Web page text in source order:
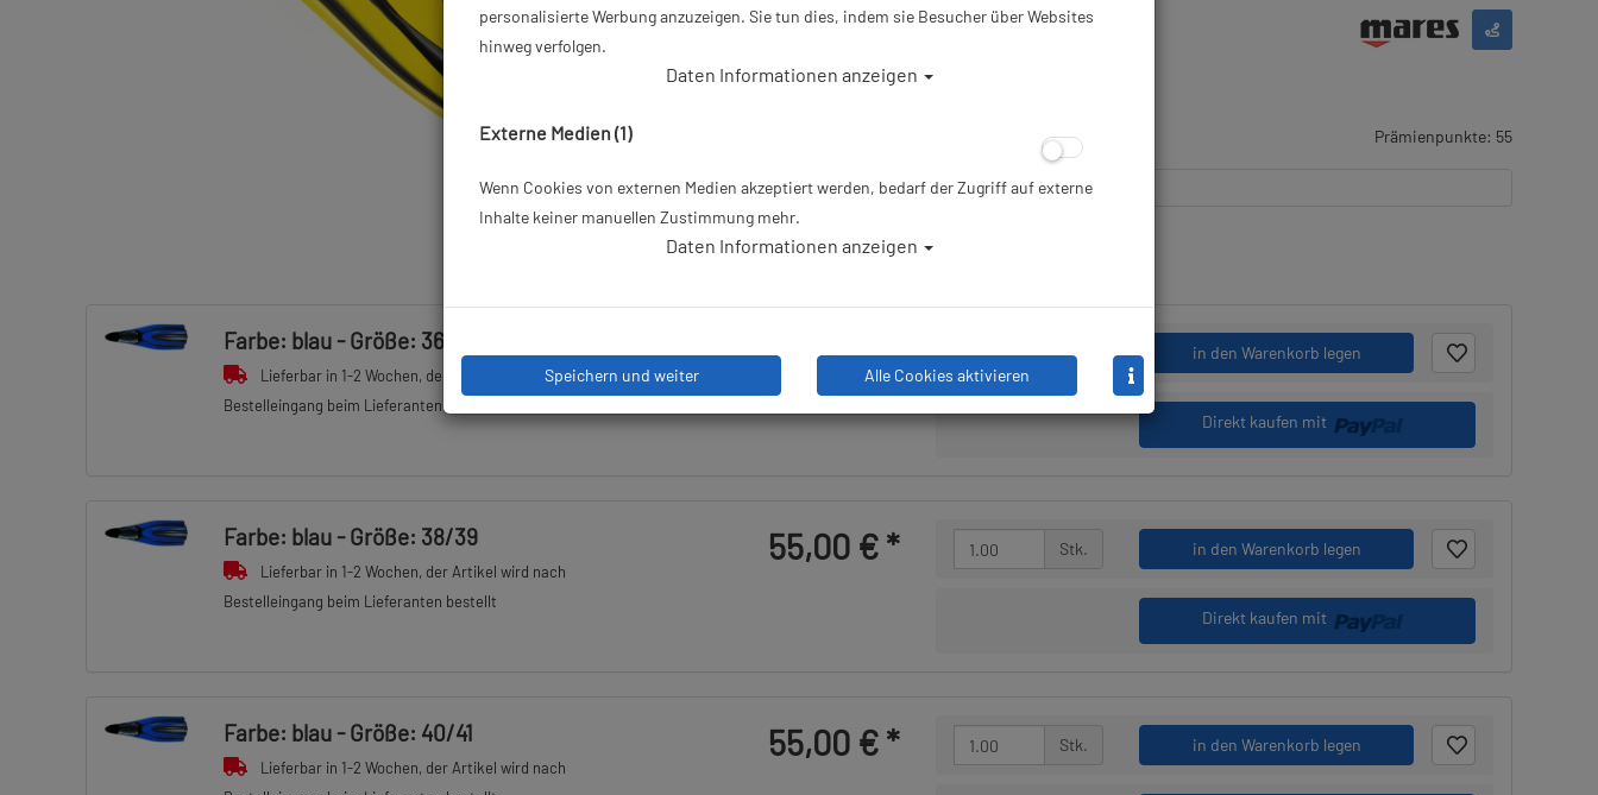
ab55,00 €*
Herstellerpreis: 79,95 €
Prämienpunkte: 55
Farbe: blau - Größe: 36/37
Lieferbar in 1-2 Wochen, der Artikel wird nach
Bestelleingang beim Lieferanten bestellt
55,00 €* Stk. in den Warenkorb legen
Direkt kaufen mit
Farbe: blau - Größe: 38/39
Lieferbar in 1-2 Wochen, der Artikel wird nach
Bestelleingang beim Lieferanten bestellt
55,00 €* Stk. in den Warenkorb legen
Direkt kaufen mit
Farbe: blau - Größe: 40/41
Lieferbar in 1-2 Wochen, der Artikel wird nach
55,00 €* Stk. in den Warenkorb legen
personalisierte Werbung anzuzeigen. Sie tun dies, indem sie Besucher über Websites
hinweg verfolgen.
Daten Informationen anzeigen
Externe Medien (1)
Wenn Cookies von externen Medien akzeptiert werden, bedarf der Zugriff auf externe
Inhalte keiner manuellen Zustimmung mehr.
Daten Informationen anzeigen
Speichern und weiter Alle Cookies aktivieren